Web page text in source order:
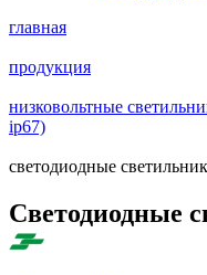
главная
продукция
низковольтные
ip67)
светодиодные
Светодиодные